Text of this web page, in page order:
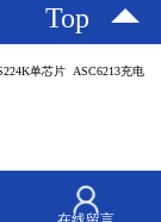
Top
单芯片 ASC6213充电